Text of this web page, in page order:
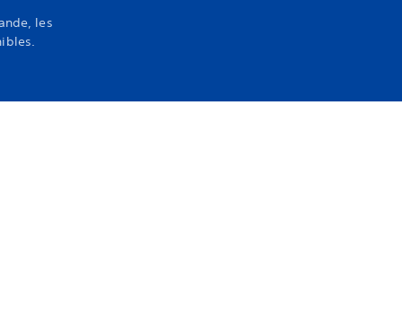
les